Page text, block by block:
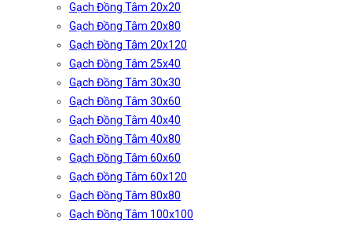
Gạch Đồng Tâm 20x20
Gạch Đồng Tâm 20x80
Gạch Đồng Tâm 20x120
Gạch Đồng Tâm 25x40
Gạch Đồng Tâm 30x30
Gạch Đồng Tâm 30x60
Gạch Đồng Tâm 40x40
Gạch Đồng Tâm 40x80
Gạch Đồng Tâm 60x60
Gạch Đồng Tâm 60x120
Gạch Đồng Tâm 80x80
Gạch Đồng Tâm 100x100